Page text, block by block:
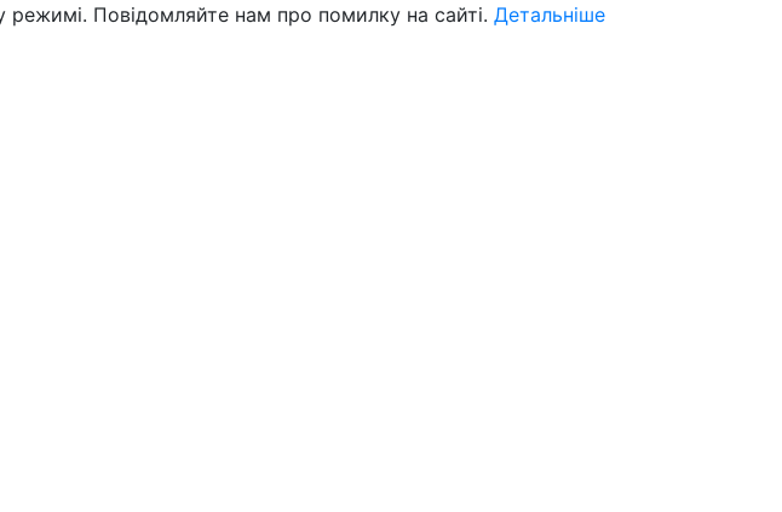
режимі. Повідомляйте нам про помилку на сайті. Детальніше